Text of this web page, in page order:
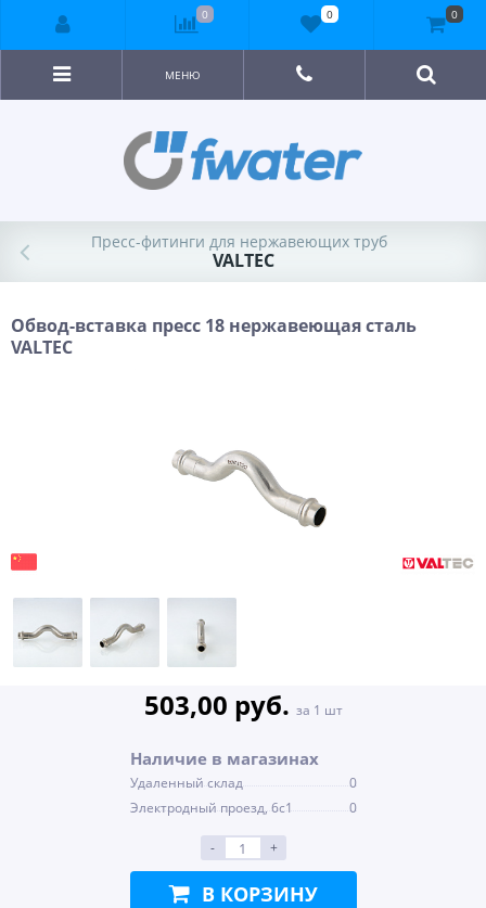
МЕНЮ
Пресс-фитинги для нержавеющих труб
VALTEC
Обвод-вставка пресс 18 нержавеющая сталь
VALTEC
503,00 руб. за 1 шт
Наличие в магазинах
Удаленный склад
0
Электродный проезд, 6с1
0
- +
В КОРЗИНУ
0 0 0